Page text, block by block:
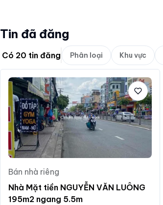
Tin đã đăng
Có 20 tin đăng Phân loại Khu vực
Bán nhà riêng
Nhà Mặt tiền NGUYỄN VĂN LUÔNG
195m2 ngang 5.5m